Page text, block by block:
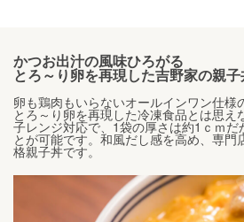
かつお出汁の風味ひろがる
とろ～り卵を再現した吉野家の親子
卵も鶏肉もいらないオールインワン仕様
とろ～り卵を再現した冷凍食品とは思え
子レンジ対応で、1袋の厚さは約1ｃｍ
とが可能です。和風だし感を高め、専門
格親子丼です。